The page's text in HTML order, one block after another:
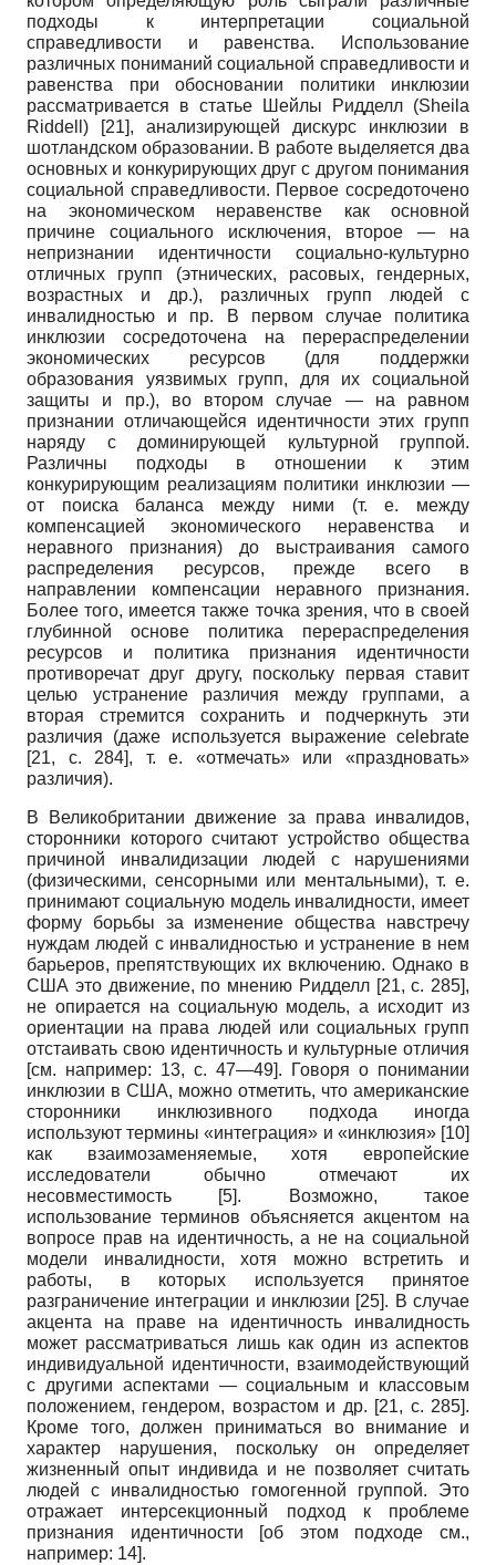
подходы к интерпретации социальной
справедливости и равенства. Использование
различных пониманий социальной справедливости и
равенства при обосновании политики инклюзии
рассматривается в статье Шейлы Ридделл (Sheila
Riddell ) [21], анализирующей дискурс инклюзии в
шотландском образовании. В работе выделяется два
основных и конкурирующих друг с другом понимания
социальной справедливости. Первое сосредоточено
на экономическом неравенстве как основной
причине социального исключения, второе — на
непризнании идентичности социально-культурно
отличных групп (этнических, расовых, гендерных,
возрастных и др.), различных групп людей с
инвалидностью и пр. В первом случае политика
инклюзии сосредоточена на перераспределении
экономических ресурсов (для поддержки
образования уязвимых групп, для их социальной
защиты и пр.), во втором случае — на равном
признании отличающейся идентичности этих групп
наряду с доминирующей культурной группой.
Различны подходы в отношении к этим
конкурирующим реализациям политики инклюзии —
от поиска баланса между ними (т. е. между
компенсацией экономического неравенства и
неравного признания) до выстраивания самого
распределения ресурсов, прежде всего в
направлении компенсации неравного признания.
Более того, имеется также точка зрения, что в своей
глубинной основе политика перераспределения
ресурсов и политика признания идентичности
противоречат друг другу, поскольку первая ставит
целью устранение различия между группами, а
вторая стремится сохранить и подчеркнуть эти
различия (даже используется выражение celebrate
[21, с. 284], т. е. «отмечать» или «праздновать»
различия).
В Великобритании движение за права инвалидов,
сторонники которого считают устройство общества
причиной инвалидизации людей с нарушениями
(физическими, сенсорными или ментальными), т. е.
принимают социальную модель инвалидности, имеет
форму борьбы за изменение общества навстречу
нуждам людей с инвалидностью и устранение в нем
барьеров, препятствующих их включению. Однако в
США это движение, по мнению Ридделл [21, с. 285],
не опирается на социальную модель, а исходит из
ориентации на права людей или социальных групп
отстаивать свою идентичность и культурные отличия
[см. например: 13, с. 47—49]. Говоря о понимании
инклюзии в США, можно отметить, что американские
сторонники инклюзивного подхода иногда
используют термины «интеграция» и «инклюзия» [10]
как взаимозаменяемые, хотя европейские
исследователи обычно отмечают их
несовместимость [5]. Возможно, такое
использование терминов объясняется акцентом на
вопросе прав на идентичность, а не на социальной
модели инвалидности, хотя можно встретить и
работы, в которых используется принятое
разграничение интеграции и инклюзии [25]. В случае
акцента на праве на идентичность инвалидность
может рассматриваться лишь как один из аспектов
индивидуальной идентичности, взаимодействующий
с другими аспектами — социальным и классовым
положением, гендером, возрастом и др. [21, с. 285].
Кроме того, должен приниматься во внимание и
характер нарушения, поскольку он определяет
жизненный опыт индивида и не позволяет считать
людей с инвалидностью гомогенной группой. Это
отражает интерсекционный подход к проблеме
признания идентичности [об этом подходе см.,
например: 14].